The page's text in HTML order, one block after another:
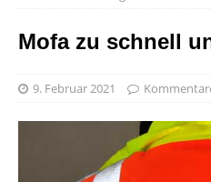
Mofa zu schnell
9. Februar 2021